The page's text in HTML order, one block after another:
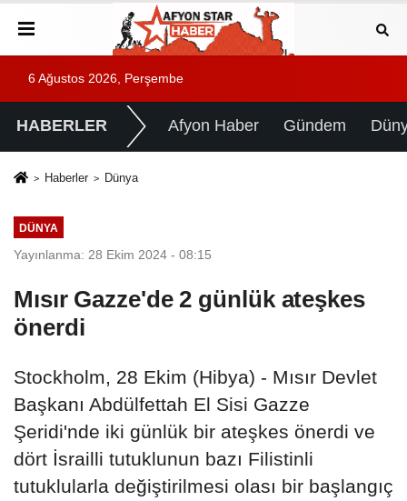
6 Ağustos 2026, Perşembe
HABERLER Afyon Haber Gündem
Haberler Dünya
DÜNYA
Yayınlanma: 28 Ekim 2024 - 08:15
Mısır Gazze'de 2 günlük ateşkes
önerdi
Stockholm, 28 Ekim (Hibya) - Mısır Devlet
Başkanı Abdülfettah El Sisi Gazze
Şeridi'nde iki günlük bir ateşkes önerdi ve
dört İsrailli tutuklunun bazı Filistinli
tutuklularla değiştirilmesi olası bir başlangıç